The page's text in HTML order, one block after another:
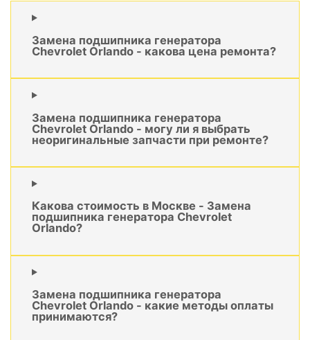
Замена подшипника генератора
Chevrolet Orlando - какова цена ремонта?
Замена подшипника генератора
Chevrolet Orlando - могу ли я выбрать
неоригинальные запчасти при ремонте?
Какова стоимость в Москве - Замена
подшипника генератора Chevrolet
Orlando?
Замена подшипника генератора
Chevrolet Orlando - какие методы оплаты
принимаются?